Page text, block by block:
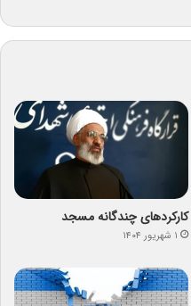
کارکردهای چندگانه مسجد
۱ شهریور ۱۴۰۴